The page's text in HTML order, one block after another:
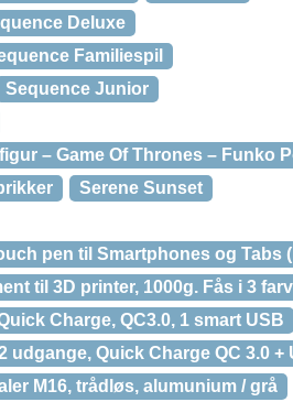
Deluxe
Familiespil
Sequence Junior
– Game Of Thrones – Funko
Serene Sunset
pen til Smartphones og Tabs
til 3D printer, 1000g. Fås i 3
Charge, QC3.0, 1 smart USB
udgange, Quick Charge QC 3.0 +
M16, trådløs, alumunium / grå